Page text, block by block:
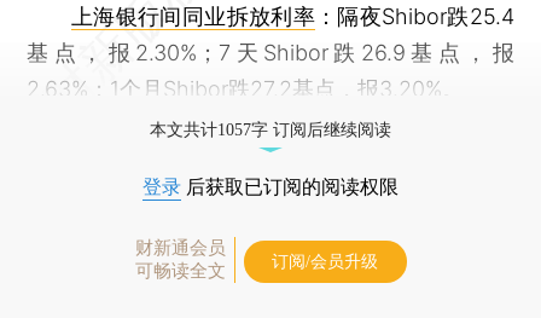
上海银行间同业拆放利率：隔夜Shibor跌25.4
基点，报2.30%；7天Shibor跌26.9基点，报
2.63%；1个月Shibor跌27.2基点，报3.20%。
本文共计1057字 订阅后继续阅读
登录 后获取已订阅的阅读权限
财新通会员
可畅读全文
订阅/会员升级